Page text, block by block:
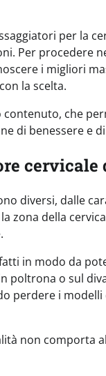
per la
Per procedere
i migliori
la scelta.
che
di benessere e
diversi, dalle
zona della
in modo da
poltrona o sul
perdere i
non